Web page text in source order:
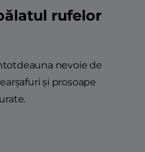
rufelor
nevoie de
și prosoape